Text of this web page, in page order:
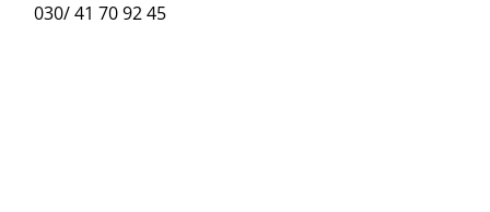
030/ 41 70 92 45